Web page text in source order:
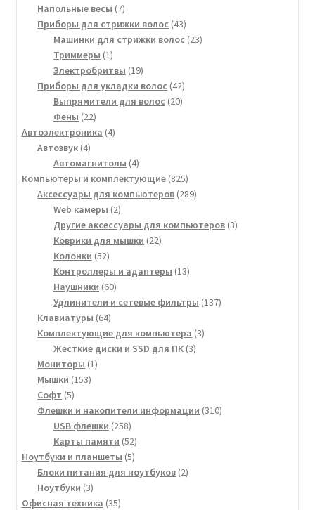
Напольные весы 77
товаров
Приборы для стрижки волос 4343
товара
Машинки для стрижки волос 2323
Триммеры 11
товар
Электробритвы 1919
товаров
Приборы для укладки волос 4242
товара
Выпрямители для волос 2020
Фены 2222
товара
Автоэлектроника 44
Автозвук 44
товара
Автомагнитолы 44
товара
Компьютеры и комплектующие 825825
товаров
Аксессуары для компьютеров 289289
Web камеры 22
товара
Другие аксессуары для компьютеров 33
Коврики для мышки 2222
Колонки 5252
товара
Контроллеры и адаптеры 1313
Наушники 6060
товаров
Удлинители и сетевые фильтры 137137
Клавиатуры 6464
товара
Комплектующие для компьютера 33
Жесткие диски и SSD для ПК 33
Мониторы 11
Мышки 153153
Софт 55
товаров
Флешки и накопители информации 310310
USB флешки 258258
товаров
Карты памяти 5252
товара
Ноутбуки и планшеты 55
товаров
Блоки питания для ноутбуков 22
Ноутбуки 33
товара
Офисная техника 3535